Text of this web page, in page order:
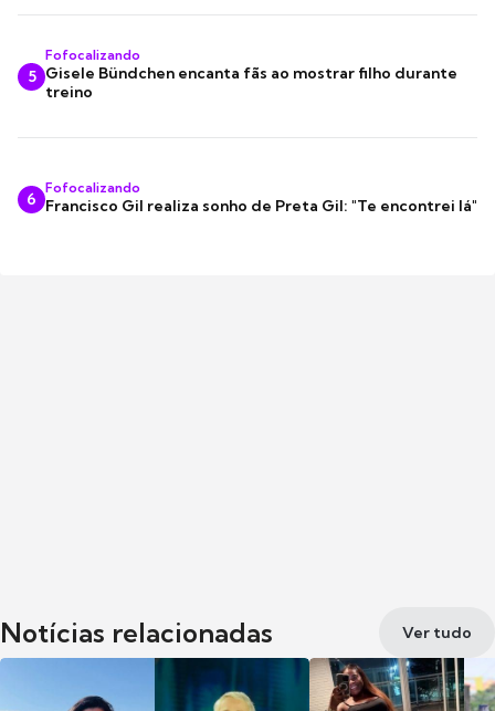
5
Fofocalizando
Gisele Bündchen encanta fãs ao mostrar filho durante
treino
6
Fofocalizando
Francisco Gil realiza sonho de Preta Gil: "Te encontrei lá"
Notícias relacionadas Ver tudo